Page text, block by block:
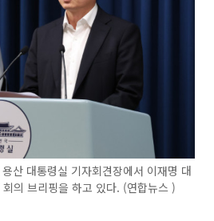
산 대통령실 기자회견장에서 이재명 대
의 브리핑을 하고 있다. (연합뉴스 )